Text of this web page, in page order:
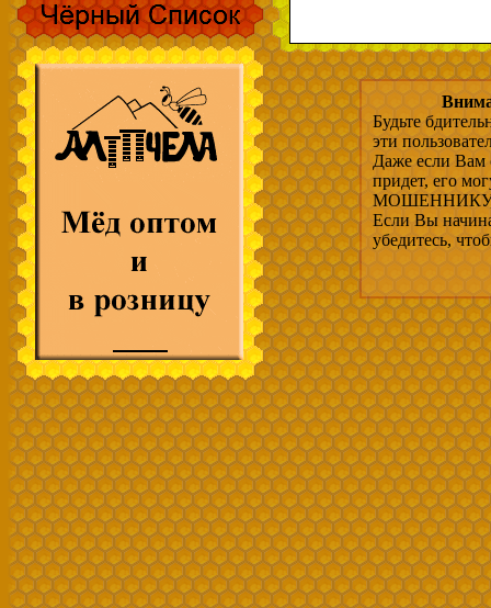
Будьте
эти
Даже если Вам
придет, его
МОШЕННИКУ,
Если Вы
убедитесь,